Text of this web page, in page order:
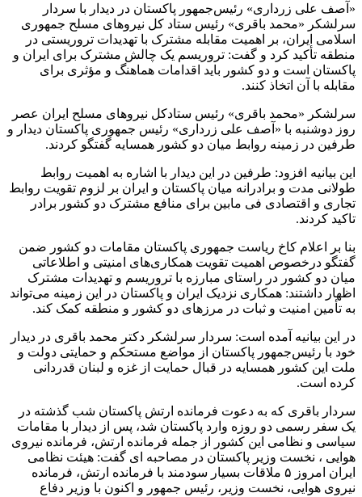
«آصف علی زرداری» رئیس‌جمهور پاکستان در دیدار با سردار
سرلشکر «محمد باقری» رئیس ستاد کل نیروهای مسلح جمهوری
اسلامی ایران، بر اهمیت مقابله مشترک با تهدیدات تروریستی در
منطقه تأکید کرد و گفت: تروریسم یک چالش مشترک برای ایران و
پاکستان است و دو کشور باید اقدامات هماهنگ و مؤثری برای
مقابله با آن اتخاذ کنند.
سرلشکر «محمد باقری» رئیس ستادکل نیروهای مسلح ایران عصر
روز دوشنبه با «آصف علی زرداری» رئیس جمهوری پاکستان دیدار و
طرفین در زمینه روابط میان دو کشور همسایه گفتگو کردند.
این بیانیه افزود: طرفین در این دیدار با اشاره به اهمیت روابط
طولانی‌ مدت و برادرانه میان پاکستان و ایران بر لزوم تقویت روابط
تجاری و اقتصادی فی مابین برای منافع مشترک دو کشور برادر
تاکید کردند.
بنا بر اعلام کاخ ریاست جمهوری پاکستان مقامات دو کشور ضمن
گفتگو درخصوص اهمیت تقویت همکاری‌های امنیتی و اطلاعاتی
میان دو کشور در راستای مبارزه با تروریسم و تهدیدات مشترک
اظهار داشتند: همکاری نزدیک ایران و پاکستان در این زمینه می‌تواند
به تأمین امنیت و ثبات در مرزهای دو کشور و منطقه کمک کند.
در این بیانیه آمده است: سردار سرلشکر دکتر محمد باقری در دیدار
خود با رئیس‌جمهور پاکستان از مواضع مستحکم و حمایتی دولت و
ملت این کشور همسایه در قبال حمایت از غزه و لبنان قدردانی
کرده است.
سردار باقری که به دعوت فرمانده ارتش پاکستان شب گذشته در
یک سفر رسمی دو روزه وارد پاکستان شد، پس از دیدار با مقامات
سیاسی و نظامی این کشور از جمله فرمانده ارتش، فرمانده نیروی
هوایی ، نخست وزیر پاکستان در مصاحبه ای گفت: هیئت نظامی
ایران امروز ۵ ملاقات بسیار سودمند با فرمانده ارتش، فرمانده
نیروی هوایی، نخست وزیر، رئیس جمهور و اکنون با وزیر دفاع